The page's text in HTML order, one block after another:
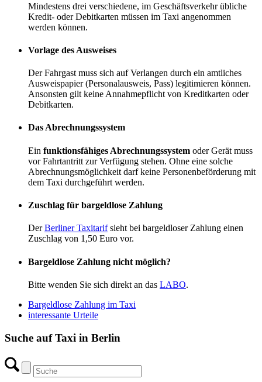
Mindestens drei verschiedene, im Geschäftsverkehr übliche
Kredit- oder Debitkarten müssen im Taxi angenommen
werden können.
Vorlage des Ausweises
Der Fahrgast muss sich auf Verlangen durch ein amtliches
Ausweispapier (Personalausweis, Pass) legitimieren können.
Ansonsten gilt keine Annahmepflicht von Kreditkarten oder
Debitkarten.
Das Abrechnungssystem
Ein funktionsfähiges Abrechnungssystem oder Gerät muss
vor Fahrtantritt zur Verfügung stehen. Ohne eine solche
Abrechnungsmöglichkeit darf keine Personenbeförderung mit
dem Taxi durchgeführt werden.
Zuschlag für bargeldlose Zahlung
DerBerliner Taxitarifsieht bei bargeldloser Zahlung einen
Zuschlag von 1,50 Euro vor.
Bargeldlose Zahlung nicht möglich?
Bitte wenden Sie sich direkt an das LABO.
Bargeldlose Zahlung im Taxi
interessante Urteile
Suche auf Taxi in Berlin